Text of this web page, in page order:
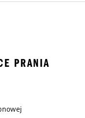
PRANIA